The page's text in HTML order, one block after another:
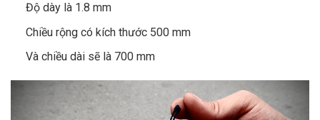
Độ dày là 1.8 mm
Chiều rộng có kích thước 500 mm
Và chiều dài sẽ là 700 mm